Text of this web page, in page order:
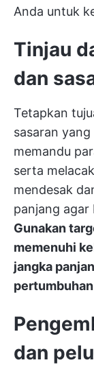
Anda untuk
Tinjau
dan
Tetapkan
sasaran
memandu
serta
mendesak
panjang agar
Gunakan
memenuhi
jangka
dan